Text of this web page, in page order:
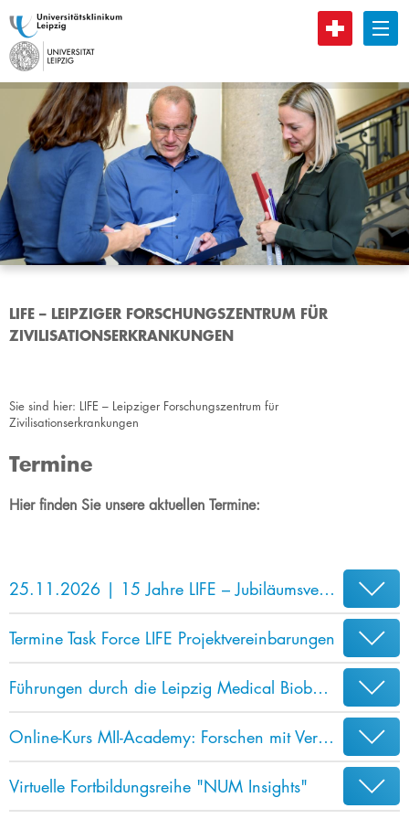
B
LIFE – LEIPZIGER FORSCHUNGSZENTRUM FÜR
ZIVILISATIONSERKRANKUNGEN
Sie sind hier: LIFE – Leipziger Forschungszentrum für
Zivilisationserkrankungen
Termine
Hier finden Sie unsere aktuellen Termine:
25.11.2026 | 15 Jahre LIFE – Jubiläumsveranstaltung
Termine Task Force LIFE Projektvereinbarungen
​​​​Führungen durch die Leipzig Medical Biobank
Online-Kurs MII-Academy: Forschen mit Versorgungsdaten
Virtuelle Fortbildungsreihe "NUM Insights"